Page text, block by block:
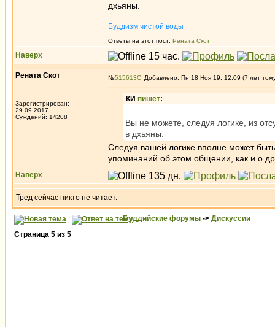
дхьяны.
Буддизм чистой воды
Ответы на этот пост: Рената Скот
Наверх
Рената Скот
Зарегистрирован:
29.09.2017
Суждений: 14208
№515613 Добавлено: Пн 18 Ноя 19, 12:09 (7 лет
КИ пишет:
Вы не можете, следуя логике, из
в дхьяны.
Следуя вашей логике вполне может
упоминаний об этом общении, как и о
Наверх
Тред сейчас никто не читает.
Буддийские форумы -> Дискуссии
Страница 5 из 5